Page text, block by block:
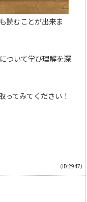
読むことが出来ま
ついて学び理解を深
ってみてください！
（ID:2947）